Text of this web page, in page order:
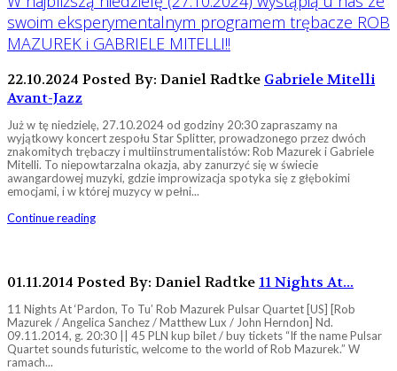
swoim eksperymentalnym programem trębacze ROB
MAZUREK i GABRIELE MITELLI!!
22.10.2024 Posted By: Daniel Radtke Gabriele Mitelli
Avant-Jazz
Już w tę niedzielę, 27.10.2024 od godziny 20:30 zapraszamy na
wyjątkowy koncert zespołu Star Splitter, prowadzonego przez dwóch
znakomitych trębaczy i multiinstrumentalistów: Rob Mazurek i Gabriele
Mitelli. To niepowtarzalna okazja, aby zanurzyć się w świecie
awangardowej muzyki, gdzie improwizacja spotyka się z głębokimi
emocjami, i w której muzycy w pełni...
Continue reading
01.11.2014 Posted By: Daniel Radtke 11 Nights At...
11 Nights At ‘Pardon, To Tu’ Rob Mazurek Pulsar Quartet [US] [Rob
Mazurek / Angelica Sanchez / Matthew Lux / John Herndon] Nd.
09.11.2014, g. 20:30 || 45 PLN kup bilet / buy tickets “If the name Pulsar
Quartet sounds futuristic, welcome to the world of Rob Mazurek.” W
ramach...